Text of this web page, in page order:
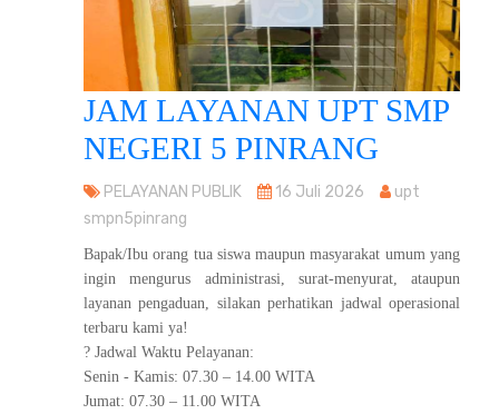
JAM LAYANAN UPT SMP
NEGERI 5 PINRANG
PELAYANAN PUBLIK 16 Juli 2026
upt
smpn5pinrang
Bapak/Ibu orang tua siswa maupun masyarakat umum yang
ingin mengurus administrasi, surat-menyurat, ataupun
layanan pengaduan, silakan perhatikan jadwal operasional
terbaru kami ya!
? Jadwal Waktu Pelayanan:
Senin - Kamis: 07.30 – 14.00 WITA
Jumat: 07.30 – 11.00 WITA